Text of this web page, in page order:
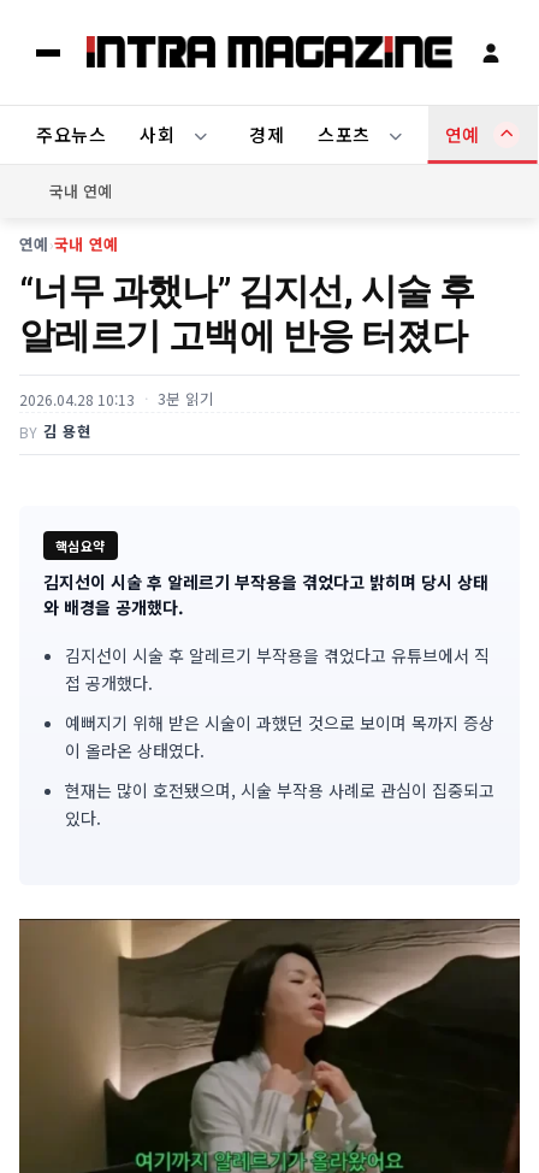
주요뉴스 사회 경제 스포츠 연예
국내 연예
연예›국내 연예
“너무 과했나” 김지선, 시술 후
알레르기 고백에 반응 터졌다
2026.04.28 10:13 3분 읽기
BY 김 용현
핵심요약
기
심
김지선이 시술 후 알레르기 부작용을 겪었다고 밝히며 당시 상태
와 배경을 공개했다.
김지선이 시술 후 알레르기 부작용을 겪었다고 유튜브에서 직
접 공개했다.
예뻐지기 위해 받은 시술이 과했던 것으로 보이며 목까지 증상
이 올라온 상태였다.
현재는 많이 호전됐으며, 시술 부작용 사례로 관심이 집중되고
있다.